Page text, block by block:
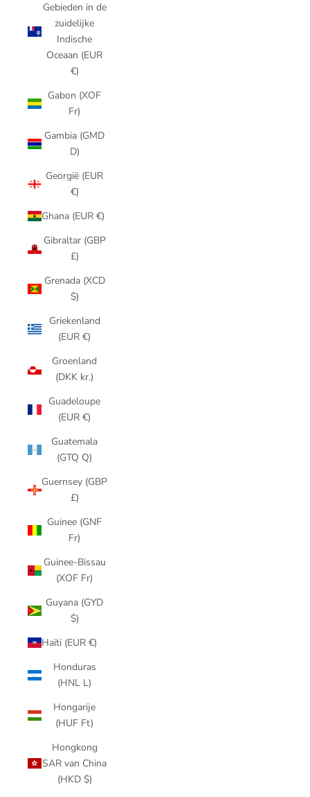
Gebieden in de
zuidelijke
Indische
Oceaan (EUR
€)
Gabon (XOF
Fr)
Gambia (GMD
D)
Georgië (EUR
€)
Ghana (EUR €)
Gibraltar (GBP
£)
Grenada (XCD
$)
Griekenland
(EUR €)
Groenland
(DKK kr.)
Guadeloupe
(EUR €)
Guatemala
(GTQ Q)
Guernsey (GBP
£)
Guinee (GNF
Fr)
Guinee-Bissau
(XOF Fr)
Guyana (GYD
$)
Haïti (EUR €)
Honduras
(HNL L)
Hongarije
(HUF Ft)
Hongkong
SAR van China
(HKD $)